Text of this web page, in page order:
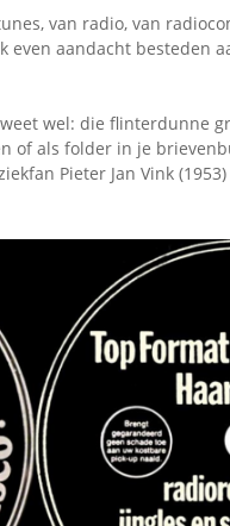
van radio, van
aandacht besteden
wel: die flinterdunne
of als folder in je
Pieter Jan Vink